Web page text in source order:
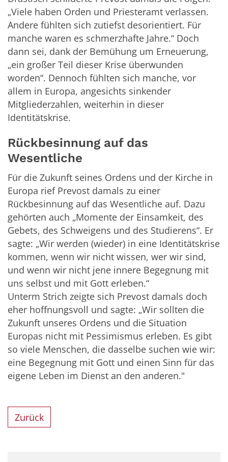
„Viele haben Orden und Priesteramt verlassen.
Andere fühlten sich zutiefst desorientiert. Für
manche waren es schmerzhafte Jahre.“ Doch
dann sei, dank der Bemühung um Erneuerung,
„ein großer Teil dieser Krise überwunden
worden“. Dennoch fühlten sich manche, vor
allem in Europa, angesichts sinkender
Mitgliederzahlen, weiterhin in dieser
Identitätskrise.
Rückbesinnung auf das
Wesentliche
Für die Zukunft seines Ordens und der Kirche in
Europa rief Prevost damals zu einer
Rückbesinnung auf das Wesentliche auf. Dazu
gehörten auch „Momente der Einsamkeit, des
Gebets, des Schweigens und des Studierens“. Er
sagte: „Wir werden (wieder) in eine Identitätskrise
kommen, wenn wir nicht wissen, wer wir sind,
und wenn wir nicht jene innere Begegnung mit
uns selbst und mit Gott erleben.“
Unterm Strich zeigte sich Prevost damals doch
eher hoffnungsvoll und sagte: „Wir sollten die
Zukunft unseres Ordens und die Situation
Europas nicht mit Pessimismus erleben. Es gibt
so viele Menschen, die dasselbe suchen wie wir:
eine Begegnung mit Gott und einen Sinn für das
eigene Leben im Dienst an den anderen."
Zurück